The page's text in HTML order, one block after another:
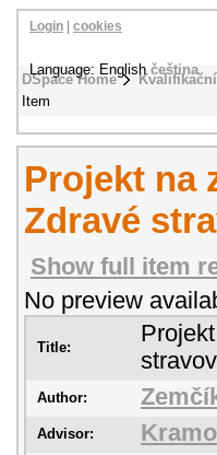
DSpace Home
Item
Login cookies
Language: Englishčeština
Projekt na
Zdravé
Show full item
No preview
Title:
Author:
Advisor: